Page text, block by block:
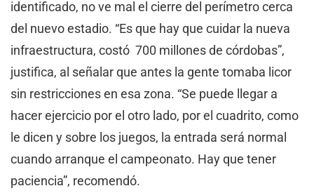
identificado, no ve mal el cierre del perímetro cerca
del nuevo estadio. “Es que hay que cuidar la nueva
infraestructura, costó 700 millones de córdobas”,
justifica, al señalar que antes la gente tomaba licor
sin restricciones en esa zona. “Se puede llegar a
hacer ejercicio por el otro lado, por el cuadrito, como
le dicen y sobre los juegos, la entrada será normal
cuando arranque el campeonato. Hay que tener
paciencia”, recomendó.